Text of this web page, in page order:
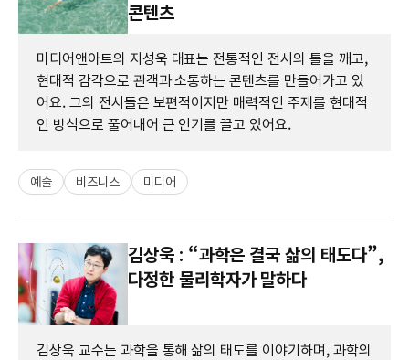
콘텐츠
미디어앤아트의 지성욱 대표는 전통적인 전시의 틀을 깨고,
현대적 감각으로 관객과 소통하는 콘텐츠를 만들어가고 있
어요. 그의 전시들은 보편적이지만 매력적인 주제를 현대적
인 방식으로 풀어내어 큰 인기를 끌고 있어요.
예술 비즈니스 미디어
김상욱 : “과학은 결국 삶의 태도다”,
다정한 물리학자가 말하다
김상욱 교수는 과학을 통해 삶의 태도를 이야기하며, 과학의